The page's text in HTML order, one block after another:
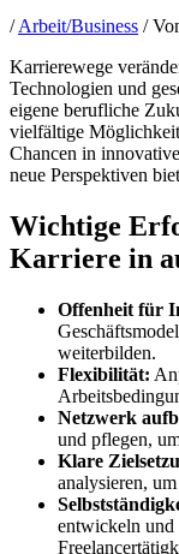
/Arbeit/Business /
Karrierewege
Technologien und
eigene berufliche
vielfältige
Chancen in
neue Perspektiven
Wichtige
Karriere in
Offenheit für
weiterbilden.
Flexibilität:
Netzwerk
und pflegen,
Klare
analysieren,
entwickeln und